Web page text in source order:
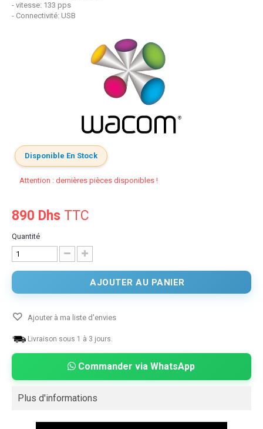
- vitesse: 133 pps
- Connectivité: USB
Disponible En Stock
Attention : dernières pièces disponibles !
890 Dhs TTC
Quantité
AJOUTER AU PANIER
Ajouter à ma liste d'envies
Livraison sous 1 à 3 jours.
Commander via WhatsApp
Plus d'informations